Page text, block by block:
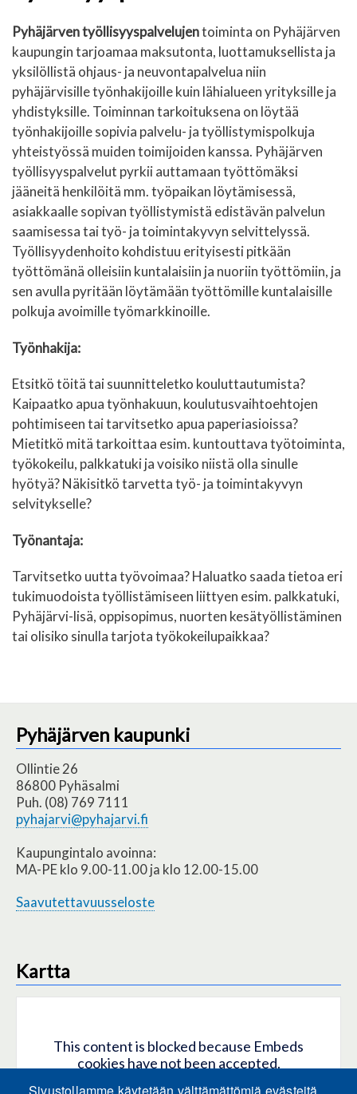
Pyhäjärven työllisyyspalvelujentoiminta on Pyhäjärven
kaupungin tarjoamaa maksutonta, luottamuksellista ja
yksilöllistä ohjaus- ja neuvontapalvelua niin
pyhäjärvisille työnhakijoille kuin lähialueen yrityksille ja
yhdistyksille. Toiminnan tarkoituksena on löytää
työnhakijoille sopivia palvelu- ja työllistymispolkuja
yhteistyössä muiden toimijoiden kanssa. Pyhäjärven
työllisyyspalvelut pyrkii auttamaan työttömäksi
jääneitä henkilöitä mm. työpaikan löytämisessä,
asiakkaalle sopivan työllistymistä edistävän palvelun
saamisessa tai työ- ja toimintakyvyn selvittelyssä.
Työllisyydenhoito kohdistuu erityisesti pitkään
työttömänä olleisiin kuntalaisiin ja nuoriin työttömiin, ja
sen avulla pyritään löytämään työttömille kuntalaisille
polkuja avoimille työmarkkinoille.
Työnhakija:
Etsitkö töitä tai suunnitteletko kouluttautumista?
Kaipaatko apua työnhakuun, koulutusvaihtoehtojen
pohtimiseen tai tarvitsetko apua paperiasioissa?
Mietitkö mitä tarkoittaa esim. kuntouttava työtoiminta,
työkokeilu, palkkatuki ja voisiko niistä olla sinulle
hyötyä? Näkisitkö tarvetta työ- ja toimintakyvyn
selvitykselle?
Työnantaja:
Tarvitsetko uutta työvoimaa? Haluatko saada tietoa eri
tukimuodoista työllistämiseen liittyen esim. palkkatuki,
Pyhäjärvi-lisä, oppisopimus, nuorten kesätyöllistäminen
tai olisiko sinulla tarjota työkokeilupaikkaa?
Pyhäjärven kaupunki
Ollintie 26
86800 Pyhäsalmi
Puh. (08) 769 7111
pyhajarvi@pyhajarvi.fi
Kaupungintalo avoinna:
MA-PE klo 9.00-11.00 ja klo 12.00-15.00
Saavutettavuusseloste
Kartta
This content is blocked because Embeds
cookies have not been accepted.